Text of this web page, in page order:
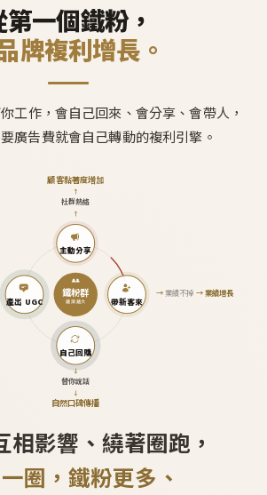
第一個鐵粉，
牌複利增長。
工作，會自己回來、會分享、會帶人，
廣告費就會自己轉動的複利引擎。
鐵粉群
越滾越大
主動分享
↑
社群熱絡
↑
顧客黏著度增加
帶新客來
→業績不掉 →業績增長
自己回購
↓
替你說話
↓
自然口碑傳播
產出 UGC
相影響、繞著圈跑，
圈，鐵粉更多、